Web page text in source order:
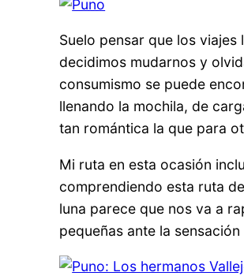
Suelo pensar que los
decidimos mudarnos y
consumismo se puede
llenando la mochila, de
tan romántica la que para
Mi ruta en esta ocasión
comprendiendo esta ruta
luna parece que nos va a
pequeñas ante la